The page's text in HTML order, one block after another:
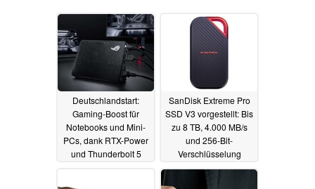
Deutschlandstart:
Gaming-Boost für
Notebooks und Mini-
PCs, dank RTX-Power
und Thunderbolt 5
SanDisk Extreme Pro
SSD V3 vorgestellt: Bis
zu 8 TB, 4.000 MB/s
und 256-Bit-
Verschlüsselung
24.02.2026